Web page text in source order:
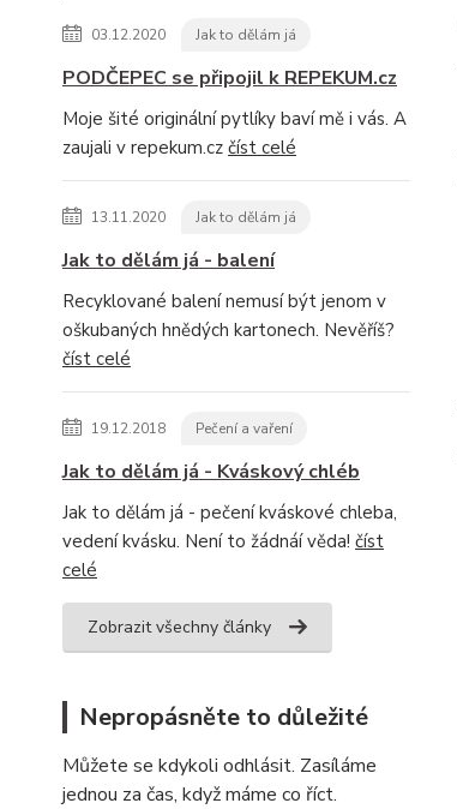
03.12.2020 Jak to dělám já
PODČEPEC se připojil k REPEKUM.cz
Moje šité originální pytlíky baví mě i vás. A
zaujali v repekum.cz číst celé
13.11.2020 Jak to dělám já
Jak to dělám já - balení
Recyklované balení nemusí být jenom v
oškubaných hnědých kartonech. Nevěříš?
číst celé
19.12.2018 Pečení a vaření
Jak to dělám já - Kváskový chléb
Jak to dělám já - pečení kváskové chleba,
vedení kvásku. Není to žádnáí věda! číst
celé
Zobrazit všechny články
Nepropásněte to důležité
Můžete se kdykoli odhlásit. Zasíláme
jednou za čas, když máme co říct.